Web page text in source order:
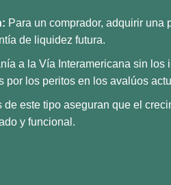
Para un comprador, adquirir una
de liquidez futura.
a la Vía Interamericana sin
por los peritos en los avalúos
de este tipo aseguran que el
y funcional.